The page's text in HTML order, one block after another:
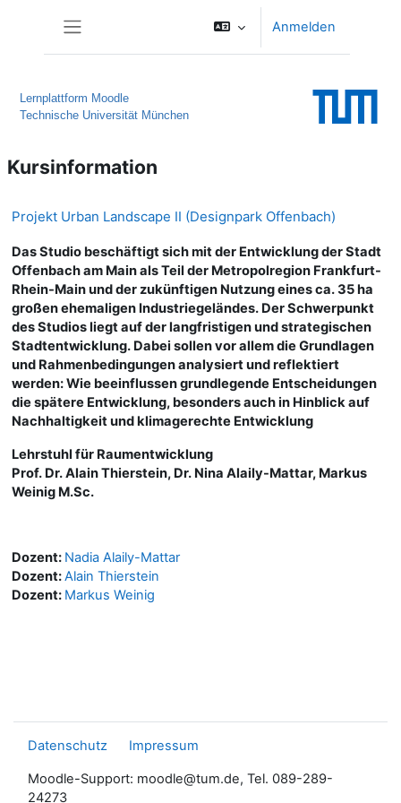
Anmelden
Lernplattform Moodle
Technische Universität München
Kursinformation
Projekt Urban Landscape II (Designpark Offenbach)
Das Studio beschäftigt sich mit der Entwicklung der Stadt
Offenbach am Main als Teil der Metropolregion Frankfurt-
Rhein-Main und der zukünftigen Nutzung eines ca. 35 ha
großen ehemaligen Industriegeländes. Der Schwerpunkt
des Studios liegt auf der langfristigen und strategischen
Stadtentwicklung. Dabei sollen vor allem die Grundlagen
und Rahmenbedingungen analysiert und reflektiert
werden: Wie beeinflussen grundlegende Entscheidungen
die spätere Entwicklung, besonders auch in Hinblick auf
Nachhaltigkeit und klimagerechte Entwicklung
Lehrstuhl für Raumentwicklung
Prof. Dr. Alain Thierstein, Dr. Nina Alaily-Mattar, Markus
Weinig M.Sc.
Dozent: Nadia Alaily-Mattar
Dozent:Alain Thierstein
Dozent: Markus Weinig
Datenschutz Impressum
Moodle-Support: moodle@tum.de, Tel. 089-289-
24273